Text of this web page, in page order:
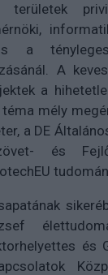
területek
a
A
a
mély
a DE
és
és